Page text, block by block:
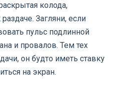
колода,
Загляни, если
пульс подлинной
и провалов. Тем тех
он будто иметь ставку
на экран.